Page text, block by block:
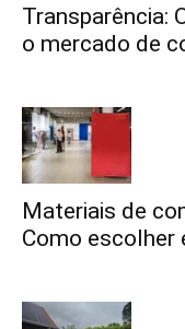
Transparência:
o mercado de
Materiais de
Como escolher